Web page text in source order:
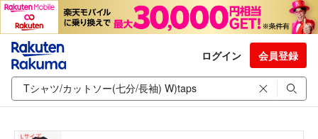
ログイン 会員登録